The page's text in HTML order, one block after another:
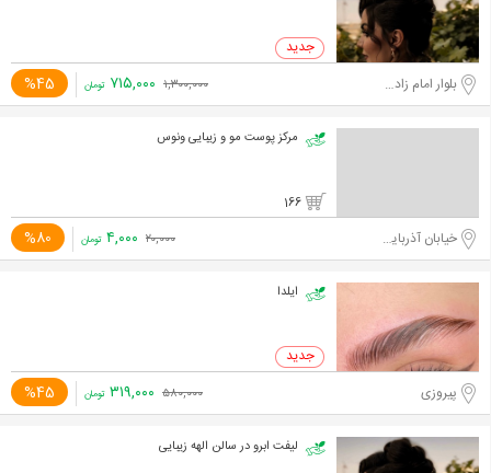
بلوار امام زاده حسن %45 ۱,۳۰۰,۰۰۰ ۷۱۵,۰۰۰ تومان
مرکز پوست مو و زیبایی ونوس
166
خیابان آذربایجان %80 ۲۰,۰۰۰ ۴,۰۰۰ تومان
ایلدا
پیروزی %45 ۵۸۰,۰۰۰ ۳۱۹,۰۰۰ تومان
لیفت ابرو در سالن الهه زیبایی